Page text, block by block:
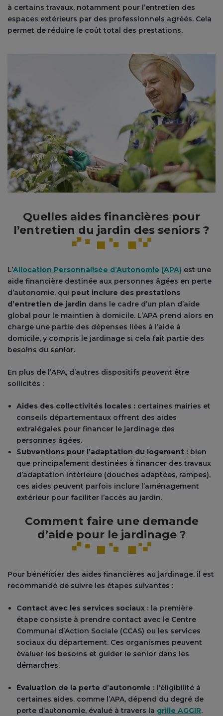
à certains travaux, notamment pour l’entretien des
espaces extérieurs par des professionnels agréés. Cela
permet de réduire le coût total des prestations​.
Quelles aides financières pour
l’entretien du jardin des seniors ?
L’Allocation Personnalisée d’Autonomie (APA) est une
aide financière destinée aux personnes âgées en perte
d’autonomie, qui peut inclure des prestations
d’entretien de jardin dans le cadre d’un plan d’aide
global pour le maintien à domicile. L’APA prend alors en
charge une partie des dépenses liées à l’aide à
domicile, y compris le jardinage si cela fait partie des
besoins du senior.
En plus de l’APA, d’autres dispositifs peuvent être
sollicités :
Aides des collectivités locales : certaines mairies et
conseils départementaux offrent des aides
extralégales pour financer le jardinage des
personnes âgées.
Subventions pour l’adaptation du logement : bien
que principalement destinées à financer des travaux
d’adaptation intérieure (douches adaptées, rampes),
ces aides peuvent parfois inclure l’aménagement
extérieur pour faciliter l’accès au jardin​.
Comment faire une demande
d’aide pour le jardinage ?
Pour bénéficier des aides financières au jardinage, il est
recommandé de suivre les étapes suivantes :
Contact avec les services sociaux : la première
étape consiste à prendre contact avec le Centre
Communal d’Action Sociale (CCAS) ou les services
sociaux du département. Ces organismes peuvent
évaluer les besoins et guider le senior dans les
démarches.
Évaluation de la perte d’autonomie : l’éligibilité à
certaines aides, comme l’APA, dépend du degré de
perte d’autonomie, évalué à travers la grille AGGIR.